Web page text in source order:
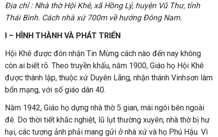
Địa chỉ : Nhà thờ Hội Khê, xã Hồng Lý, huyện Vũ Thư, tỉnh
Thái Bình. Cách nhà xứ 700m về hướng Đông Nam.
I – HÌNH THÀNH VÀ PHÁT TRIỂN
Hội Khê được đón nhận Tin Mừng cách nào đến nay không
còn ai biết rõ. Theo truyền khẩu, năm 1900, Giáo họ Hội Khê
được thành lập, thuộc xứ Duyên Lãng, nhận thánh Vinhsơn làm
bổn mạng, với số giáo dân 40.
Năm 1942, Giáo họ dựng nhà thờ 5 gian, mái ngói bên ngoài
đê. Do thời tiết khắc nghiệt, lũ lụt thường xuyên, nhà thờ bị hư
hại, các tượng ảnh phải mang gửi ở nhà xứ và họ Phú Hậu. Vì